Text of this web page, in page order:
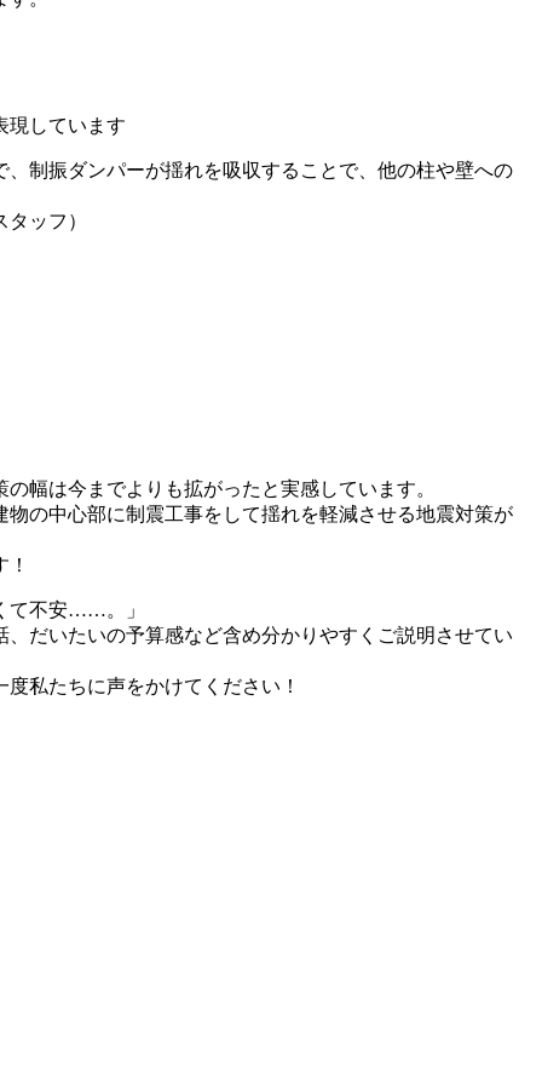
制振ダンパーが揺れを吸収することで、他の柱や壁への
ッフ）
幅は今までよりも拡がったと実感しています。
の中心部に制震工事をして揺れを軽減させる地震対策が
て不安……。」
だいたいの予算感など含め分かりやすくご説明させてい
私たちに声をかけてください！